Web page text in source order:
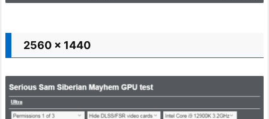
2560 x 1440